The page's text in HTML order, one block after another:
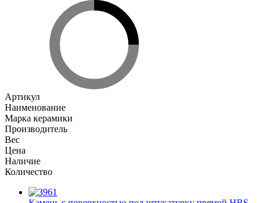
Артикул
Наименование
Марка керамики
Производитель
Вес
Цена
Наличие
Количество